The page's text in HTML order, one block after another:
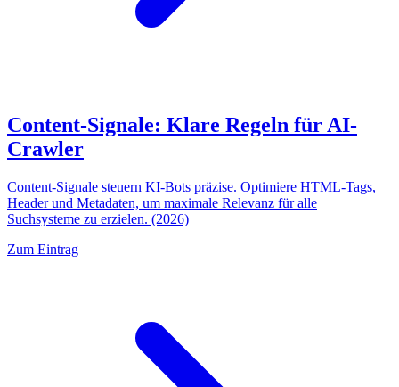
Content-Signale: Klare Regeln für AI-
Crawler
Content-Signale steuern KI-Bots präzise. Optimiere HTML-Tags,
Header und Metadaten, um maximale Relevanz für alle
Suchsysteme zu erzielen. (2026)
Zum Eintrag